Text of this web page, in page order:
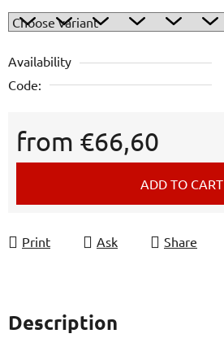
Availability
Code:
from €66,60
Measure price:
ADD TO CART
Print Ask Share
Description